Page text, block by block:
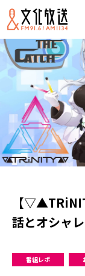
【
話とオシャ
番組レポ